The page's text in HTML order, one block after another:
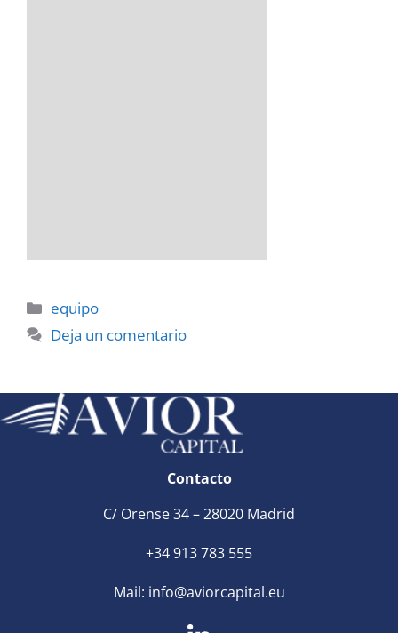
Categorías
equipo
Deja un comentario
Contacto
C/ Orense 34 – 28020 Madrid
+34 913 783 555
Mail: info@aviorcapital.eu